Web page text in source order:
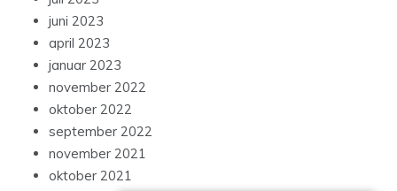
juni 2023
april 2023
januar 2023
november 2022
oktober 2022
september 2022
november 2021
oktober 2021